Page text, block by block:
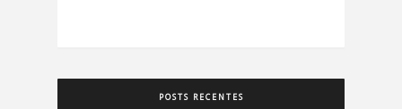
POSTS RECENTES